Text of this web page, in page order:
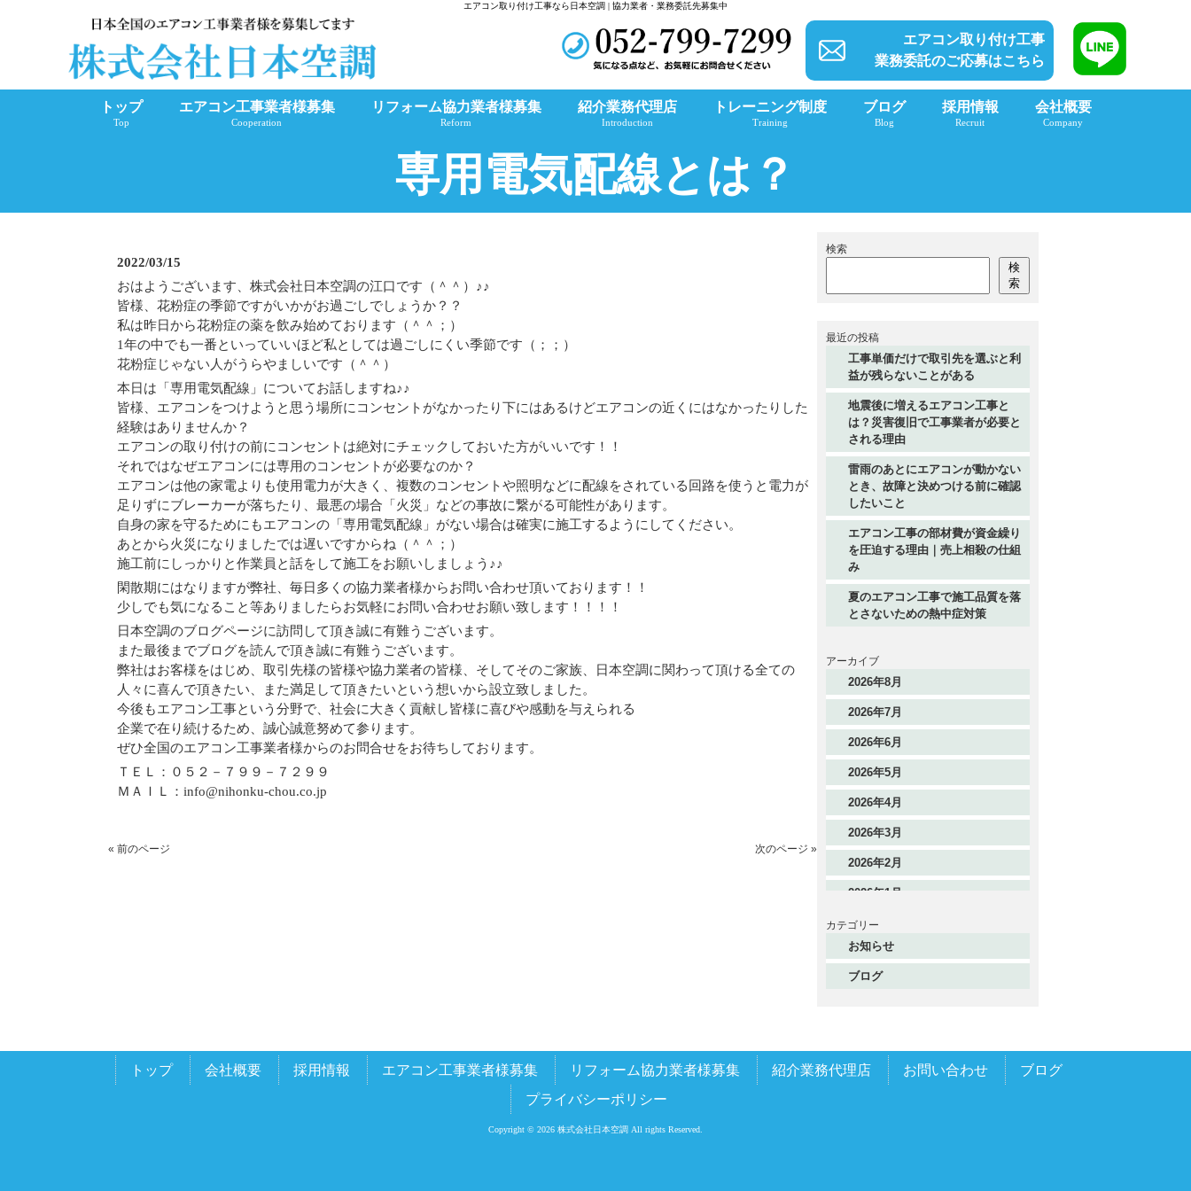
エアコン取り付け工事なら日本空調 | 協力業者・業務委託先募集中
エアコン取り付け工事
業務委託のご応募はこちら
トップ
Top
エアコン工事業者様募集
Cooperation
リフォーム協力業者様募集
Reform
紹介業務代理店
Introduction
トレーニング制度
Training
ブログ
Blog
採用情報
Recruit
会社概要
Company
専用電気配線とは？
2022/03/15
おはようございます、株式会社日本空調の江口です（＾＾）♪♪
皆様、花粉症の季節ですがいかがお過ごしでしょうか？？
私は昨日から花粉症の薬を飲み始めております（＾＾；）
1年の中でも一番といっていいほど私としては過ごしにくい季節です（；；）
花粉症じゃない人がうらやましいです（＾＾）
本日は「専用電気配線」についてお話しますね♪♪
皆様、エアコンをつけようと思う場所にコンセントがなかったり下にはあるけどエアコンの近くにはなかったりした
経験はありませんか？
エアコンの取り付けの前にコンセントは絶対にチェックしておいた方がいいです！！
それではなぜエアコンには専用のコンセントが必要なのか？
エアコンは他の家電よりも使用電力が大きく、複数のコンセントや照明などに配線をされている回路を使うと電力が
足りずにブレーカーが落ちたり、最悪の場合「火災」などの事故に繋がる可能性があります。
自身の家を守るためにもエアコンの「専用電気配線」がない場合は確実に施工するようにしてください。
あとから火災になりましたでは遅いですからね（＾＾；）
施工前にしっかりと作業員と話をして施工をお願いしましょう♪♪
閑散期にはなりますが弊社、毎日多くの協力業者様からお問い合わせ頂いております！！
少しでも気になること等ありましたらお気軽にお問い合わせお願い致します！！！！
日本空調のブログページに訪問して頂き誠に有難うございます。
また最後までブログを読んで頂き誠に有難うございます。
弊社はお客様をはじめ、取引先様の皆様や協力業者の皆様、そしてそのご家族、日本空調に関わって頂ける全ての
人々に喜んで頂きたい、また満足して頂きたいという想いから設立致しました。
今後もエアコン工事という分野で、社会に大きく貢献し皆様に喜びや感動を与えられる
企業で在り続けるため、誠心誠意努めて参ります。
ぜひ全国のエアコン工事業者様からのお問合せをお待ちしております。
ＴＥＬ：０５２－７９９－７２９９
ＭＡＩＬ：info@nihonku-chou.co.jp
« 前のページ 次のページ »
検索
検
索
最近の投稿
工事単価だけで取引先を選ぶと利
益が残らないことがある
地震後に増えるエアコン工事と
は？災害復旧で工事業者が必要と
される理由
雷雨のあとにエアコンが動かない
とき、故障と決めつける前に確認
したいこと
エアコン工事の部材費が資金繰り
を圧迫する理由｜売上相殺の仕組
み
夏のエアコン工事で施工品質を落
とさないための熱中症対策
アーカイブ
2026年8月
2026年7月
2026年6月
2026年5月
2026年4月
2026年3月
2026年2月
2026年1月
2025年12月
2025年11月
2025年10月
2025年7月
カテゴリー
お知らせ
ブログ
トップ 会社概要 採用情報 エアコン工事業者様募集 リフォーム協力業者様募集 紹介業務代理店 お問い合わせ
ブログ
プライバシーポリシー
Copyright © 2026 株式会社日本空調 All rights Reserved.